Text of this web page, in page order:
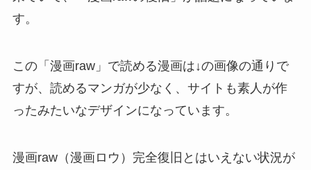
す。
この「漫画raw」で読める漫画は↓の画像の通りで
すが、読めるマンガが少なく、サイトも素人が作
ったみたいなデザインになっています。
漫画raw（漫画ロウ）完全復旧とはいえない状況が